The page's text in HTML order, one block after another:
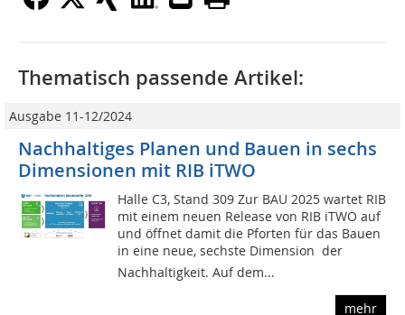
Thematisch passende Artikel:
Ausgabe 11-12/2024
Nachhaltiges Planen und Bauen in sechs
Dimensionen mit RIB iTWO
Halle C3, Stand 309 Zur BAU 2025 wartet RIB
mit einem neuen Release von RIB iTWO auf
und öffnet damit die Pforten für das Bauen
in eine neue, sechste Dimension  der
Nachhaltigkeit. Auf dem...
mehr